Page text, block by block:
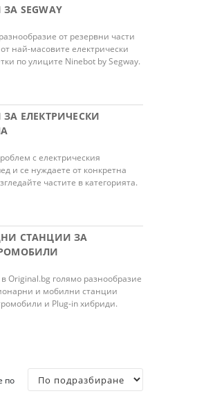
SEGWAY
от резервни части
най-масовите електрически
по улиците Ninebot by Segway.
ЗА ЕЛЕКТРИЧЕСКИ
с електрическия
и се нуждаете от конкретна
частите в категорията.
СТАНЦИИ ЗА
Original.bg голямо разнообразие
и мобилни станции
и Plug-in хибриди.
по